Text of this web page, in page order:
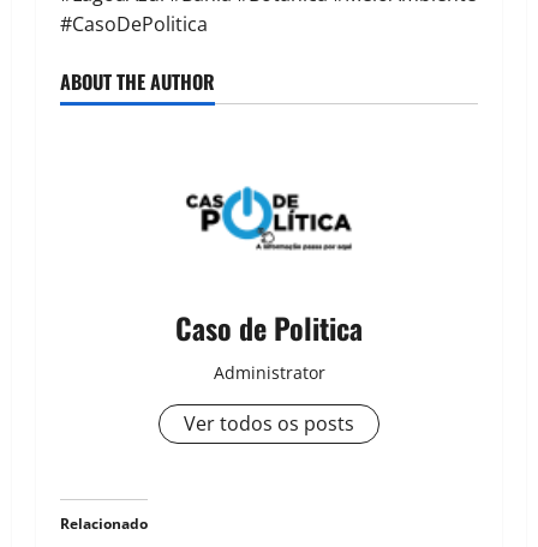
#CasoDePolitica
ABOUT THE AUTHOR
Caso de Politica
Administrator
Ver todos os posts
Relacionado